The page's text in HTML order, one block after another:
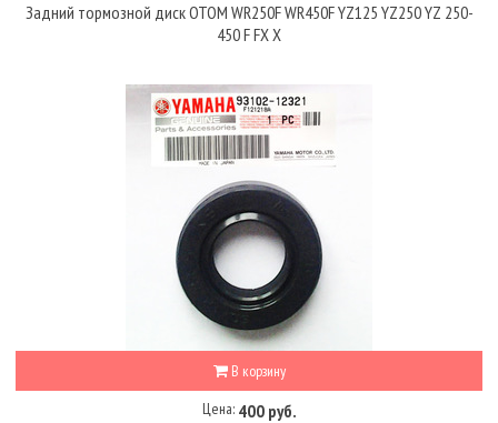
Задний тормозной диск OTOM WR250F WR450F YZ125 YZ250 YZ 250-
450 F FX X
В корзину
Цена: 400 руб.